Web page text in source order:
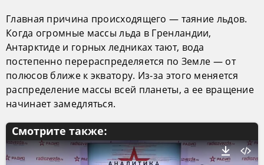
Главная причина происходящего — таяние льдов.
Когда огромные массы льда в Гренландии,
Антарктиде и горных ледниках тают, вода
постепенно перераспределяется по Земле — от
полюсов ближе к экватору. Из-за этого меняется
распределение массы всей планеты, а ее вращение
начинает замедляться.
Смотрите также: